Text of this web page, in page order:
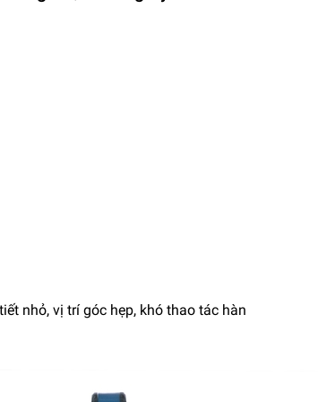
nhỏ, vị trí góc hẹp, khó thao tác hàn